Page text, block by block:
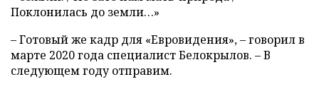
Поклонилась до земли…»
– Готовый же кадр для «Евровидения», – говорил в
марте 2020 года специалист Белокрылов. – В
следующем году отправим.